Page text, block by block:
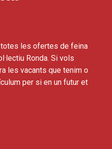
totes les ofertes de feina
Ronda. Si vols
les vacants que tenim o
per si en un futur et